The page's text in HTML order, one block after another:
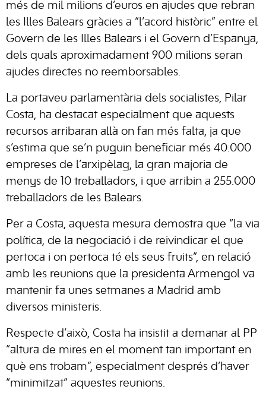
més de mil milions d’euros en ajudes que rebran
les Illes Balears gràcies a “l’acord històric” entre el
Govern de les Illes Balears i el Govern d’Espanya,
dels quals aproximadament 900 milions seran
ajudes directes no reemborsables.
La portaveu parlamentària dels socialistes, Pilar
Costa, ha destacat especialment que aquests
recursos arribaran allà on fan més falta, ja que
s’estima que se’n puguin beneficiar més 40.000
empreses de l’arxipèlag, la gran majoria de
menys de 10 treballadors, i que arribin a 255.000
treballadors de les Balears.
Per a Costa, aquesta mesura demostra que “la via
política, de la negociació i de reivindicar el que
pertoca i on pertoca té els seus fruits”, en relació
amb les reunions que la presidenta Armengol va
mantenir fa unes setmanes a Madrid amb
diversos ministeris.
Respecte d’això, Costa ha insistit a demanar al PP
“altura de mires en el moment tan important en
què ens trobam”, especialment després d’haver
“minimitzat” aquestes reunions.